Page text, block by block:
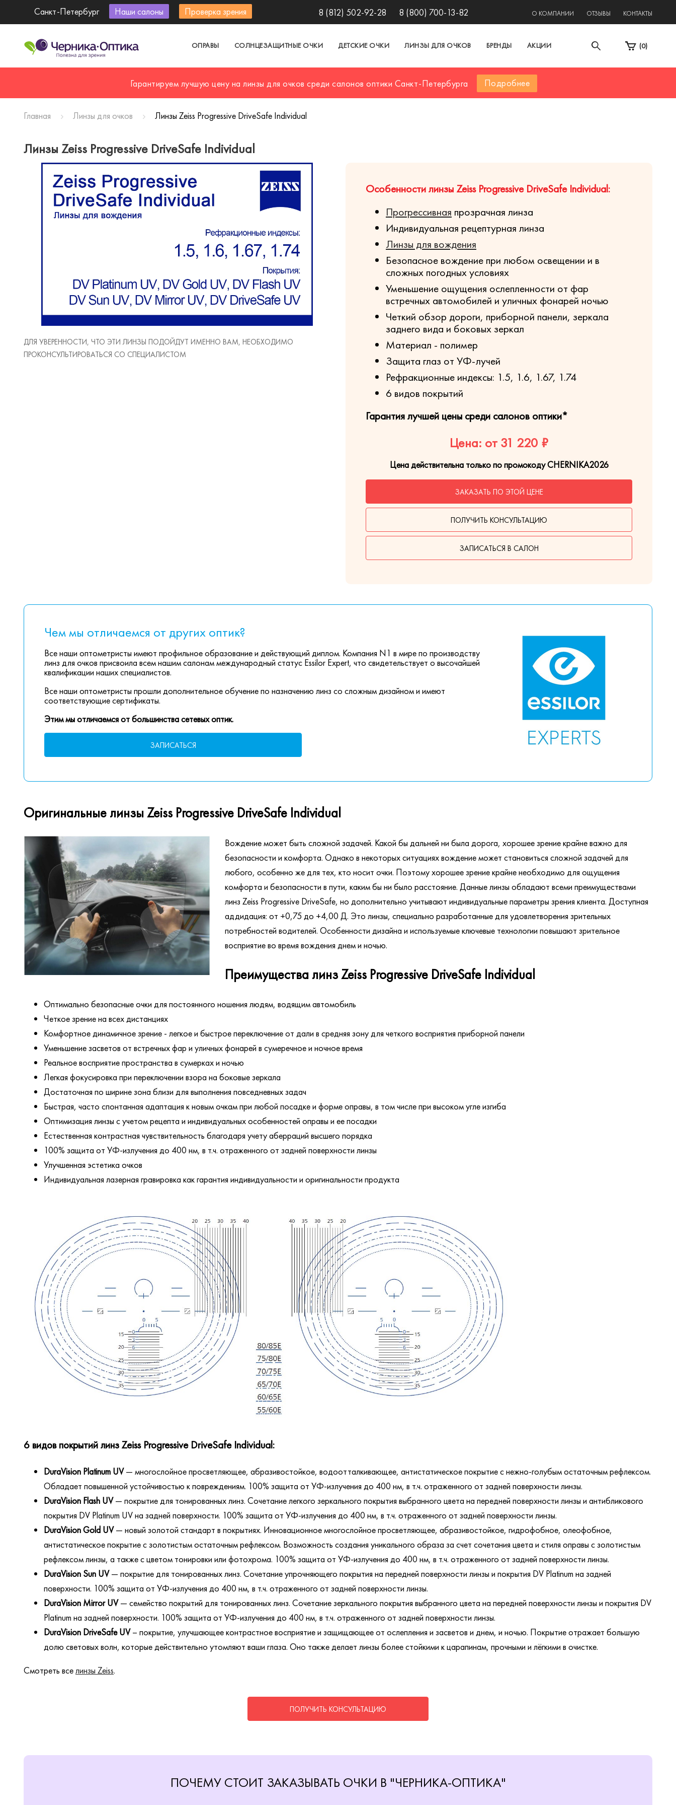
Санкт-Петербург Наши салоны Проверка зрения 8 (812) 502-92-28 8 (800) 700-13-82 О КОМПАНИИ ОТЗЫВЫ КОНТАКТЫ
ОПРАВЫ СОЛНЦЕЗАЩИТНЫЕ ОЧКИ ДЕТСКИЕ ОЧКИ ЛИНЗЫ ДЛЯ ОЧКОВ БРЕНДЫ АКЦИИ (0)
Гарантируем лучшую цену на линзы для очков среди салонов оптики Санкт-Петербурга Подробнее
Главная Линзы для очков Линзы Zeiss Progressive DriveSafe Individual
Линзы Zeiss Progressive DriveSafe Individual
ДЛЯ УВЕРЕННОСТИ, ЧТО ЭТИ ЛИНЗЫ ПОДОЙДУТ ИМЕННО ВАМ, НЕОБХОДИМО
ПРОКОНСУЛЬТИРОВАТЬСЯ СО СПЕЦИАЛИСТОМ
Особенности линзы Zeiss Progressive DriveSafe Individual:
Прогрессивная прозрачная линза
Индивидуальная рецептурная линза
Линзы для вождения
Безопасное вождение при любом освещении и в
сложных погодных условиях
Уменьшение ощущения ослепленности от фар
встречных автомобилей и уличных фонарей ночью
Четкий обзор дороги, приборной панели, зеркала
заднего вида и боковых зеркал
Материал - полимер
Защита глаз от УФ-лучей
Рефракционные индексы: 1.5, 1.6, 1.67, 1.74
6 видов покрытий
Гарантия лучшей цены среди салонов оптики*
Цена: от 31 220 ₽
Цена действительна только по промокоду CHERNIKA2026
ЗАКАЗАТЬ ПО ЭТОЙ ЦЕНЕ
ПОЛУЧИТЬ КОНСУЛЬТАЦИЮ
ЗАПИСАТЬСЯ В САЛОН
Чем мы отличаемся от других оптик?
Все наши оптометристы имеют профильное образование и действующий диплом. Компания N1 в мире по производству
линз для очков присвоила всем нашим салонам международный статус Essilor Expert, что свидетельствует о высочайшей
квалификации наших специалистов.
Все наши оптометристы прошли дополнительное обучение по назначению линз со сложным дизайном и имеют
соответствующие сертификаты.
Этим мы отличаемся от большинства сетевых оптик.
ЗАПИСАТЬСЯ
Оригинальные линзы Zeiss Progressive DriveSafe Individual
Вождение может быть сложной задачей. Какой бы дальней ни была дорога, хорошее зрение крайне важно для
безопасности и комфорта. Однако в некоторых ситуациях вождение может становиться сложной задачей для
любого, особенно же для тех, кто носит очки. Поэтому хорошее зрение крайне необходимо для ощущения
комфорта и безопасности в пути, каким бы ни было расстояние. Данные линзы обладают всеми преимуществами
линз Zeiss Progressive DriveSafe, но дополнительно учитывают индивидуальные параметры зрения клиента. Доступная
аддидация: от +0,75 до +4,00 Д. Это линзы, специально разработанные для удовлетворения зрительных
потребностей водителей. Особенности дизайна и используемые ключевые технологии повышают зрительное
восприятие во время вождения днем и ночью.
Преимущества линз Zeiss Progressive DriveSafe Individual
Оптимально безопасные очки для постоянного ношения людям, водящим автомобиль
Четкое зрение на всех дистанциях
Комфортное динамичное зрение - легкое и быстрое переключение от дали в средняя зону для четкого восприятия приборной панели
Уменьшение засветов от встречных фар и уличных фонарей в сумеречное и ночное время
Реальное восприятие пространства в сумерках и ночью
Легкая фокусировка при переключении взора на боковые зеркала
Достаточная по ширине зона близи для выполнения повседневных задач
Быстрая, часто спонтанная адаптация к новым очкам при любой посадке и форме оправы, в том числе при высоком угле изгиба
Оптимизация линзы с учетом рецепта и индивидуальных особенностей оправы и ее посадки
Естественная контрастная чувствительность благодаря учету аберраций высшего порядка
100% защита от УФ-излучения до 400 нм, в т.ч. отраженного от задней поверхности линзы
Улучшенная эстетика очков
Индивидуальная лазерная гравировка как гарантия индивидуальности и оригинальности продукта
6 видов покрытий линз Zeiss Progressive DriveSafe Individual:
DuraVision Platinum UV— многослойное просветляющее, абразивостойкое, водоотталкивающее, антистатическое покрытие с нежно-голубым остаточным рефлексом.
Обладает повышенной устойчивостью к повреждениям. 100% защита от УФ-излучения до 400 нм, в т.ч. отраженного от задней поверхности линзы.
DuraVision Flash UV— покрытие для тонированных линз. Сочетание легкого зеркального покрытия выбранного цвета на передней поверхности линзы и антибликового
покрытия DV Platinum UV на задней поверхности. 100% защита от УФ-излучения до 400 нм, в т.ч. отраженного от задней поверхности линзы.
DuraVision Gold UV— новый золотой стандарт в покрытиях. Инновационное многослойное просветляющее, абразивостойкое, гидрофобное, олеофобное,
антистатическое покрытие с золотистым остаточным рефлексом. Возможность создания уникального образа за счет сочетания цвета и стиля оправы с золотистым
рефлексом линзы, а также с цветом тонировки или фотохрома. 100% защита от УФ-излучения до 400 нм, в т.ч. отраженного от задней поверхности линзы.
DuraVision Sun UV— покрытие для тонированных линз. Сочетание упрочняющего покрытия на передней поверхности линзы и покрытия DV Platinum на задней
поверхности. 100% защита от УФ-излучения до 400 нм, в т.ч. отраженного от задней поверхности линзы.
DuraVision Mirror UV— семейство покрытий для тонированных линз. Сочетание зеркального покрытия выбранного цвета на передней поверхности линзы и покрытия DV
Platinum на задней поверхности. 100% защита от УФ-излучения до 400 нм, в т.ч. отраженного от задней поверхности линзы.
DuraVision DriveSafe UV– покрытие, улучшающее контрастное восприятие и защищающее от ослепления и засветов и днем, и ночью. Покрытие отражает большую
долю световых волн, которые действительно утомляют ваши глаза. Оно также делает линзы более стойкими к царапинам, прочными и лёгкими в очистке.
Смотреть вселинзы Zeiss.
ПОЛУЧИТЬ КОНСУЛЬТАЦИЮ
ПОЧЕМУ СТОИТ ЗАКАЗЫВАТЬ ОЧКИ В "ЧЕРНИКА-ОПТИКА"